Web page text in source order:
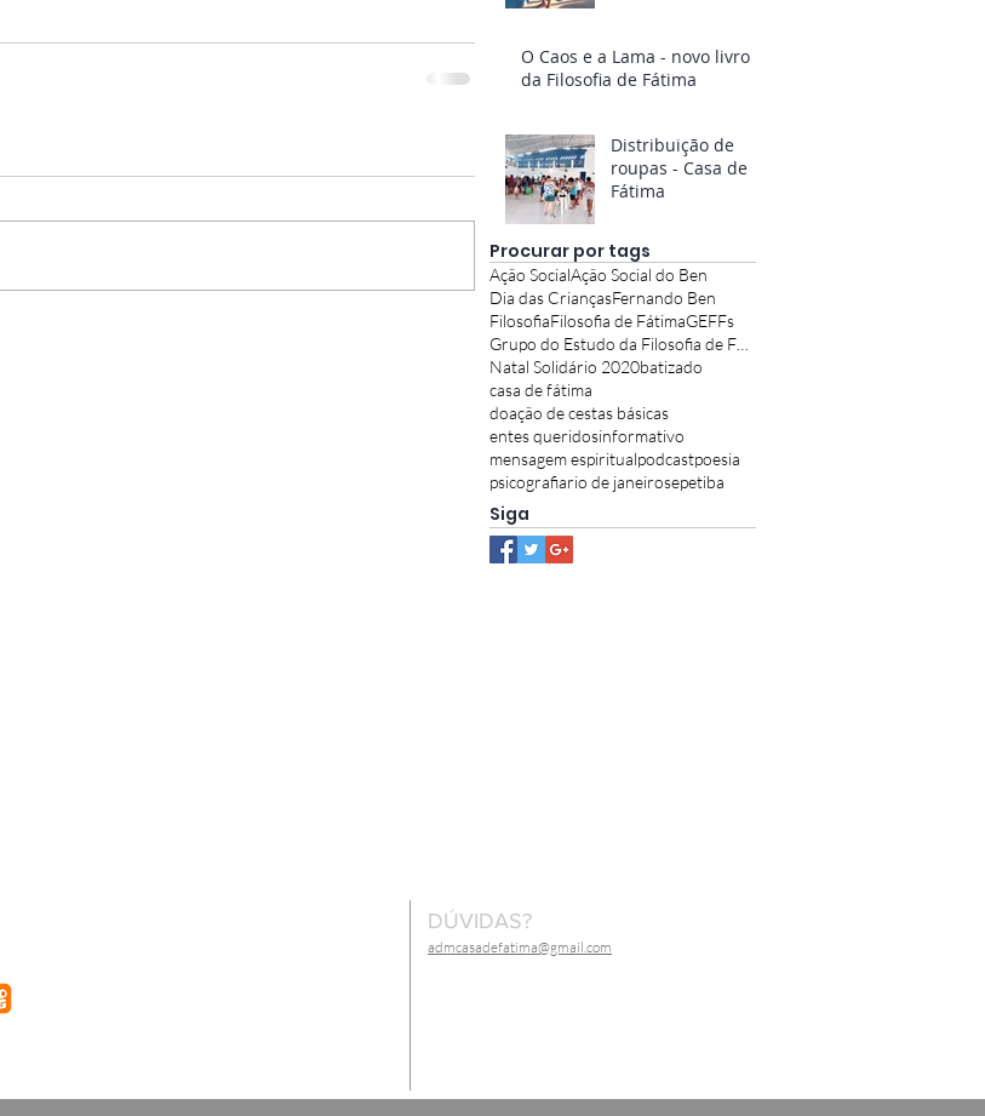
O Caos e a Lama - novo livro
da Filosofia de Fátima
Distribuição de
roupas - Casa de
Fátima
Procurar por tags
Ação SocialAção Social do Ben
Dia das CriançasFernando Ben
FilosofiaFilosofia de FátimaGEFFs
Natal Solidário 2020batizado
casa de fátima
doação de cestas básicas
entes queridosinformativo
mensagem espiritualpodcastpoesia
psicografiario de janeirosepetiba
Siga
DÚVIDAS?
admcasadefatima@gmail.com